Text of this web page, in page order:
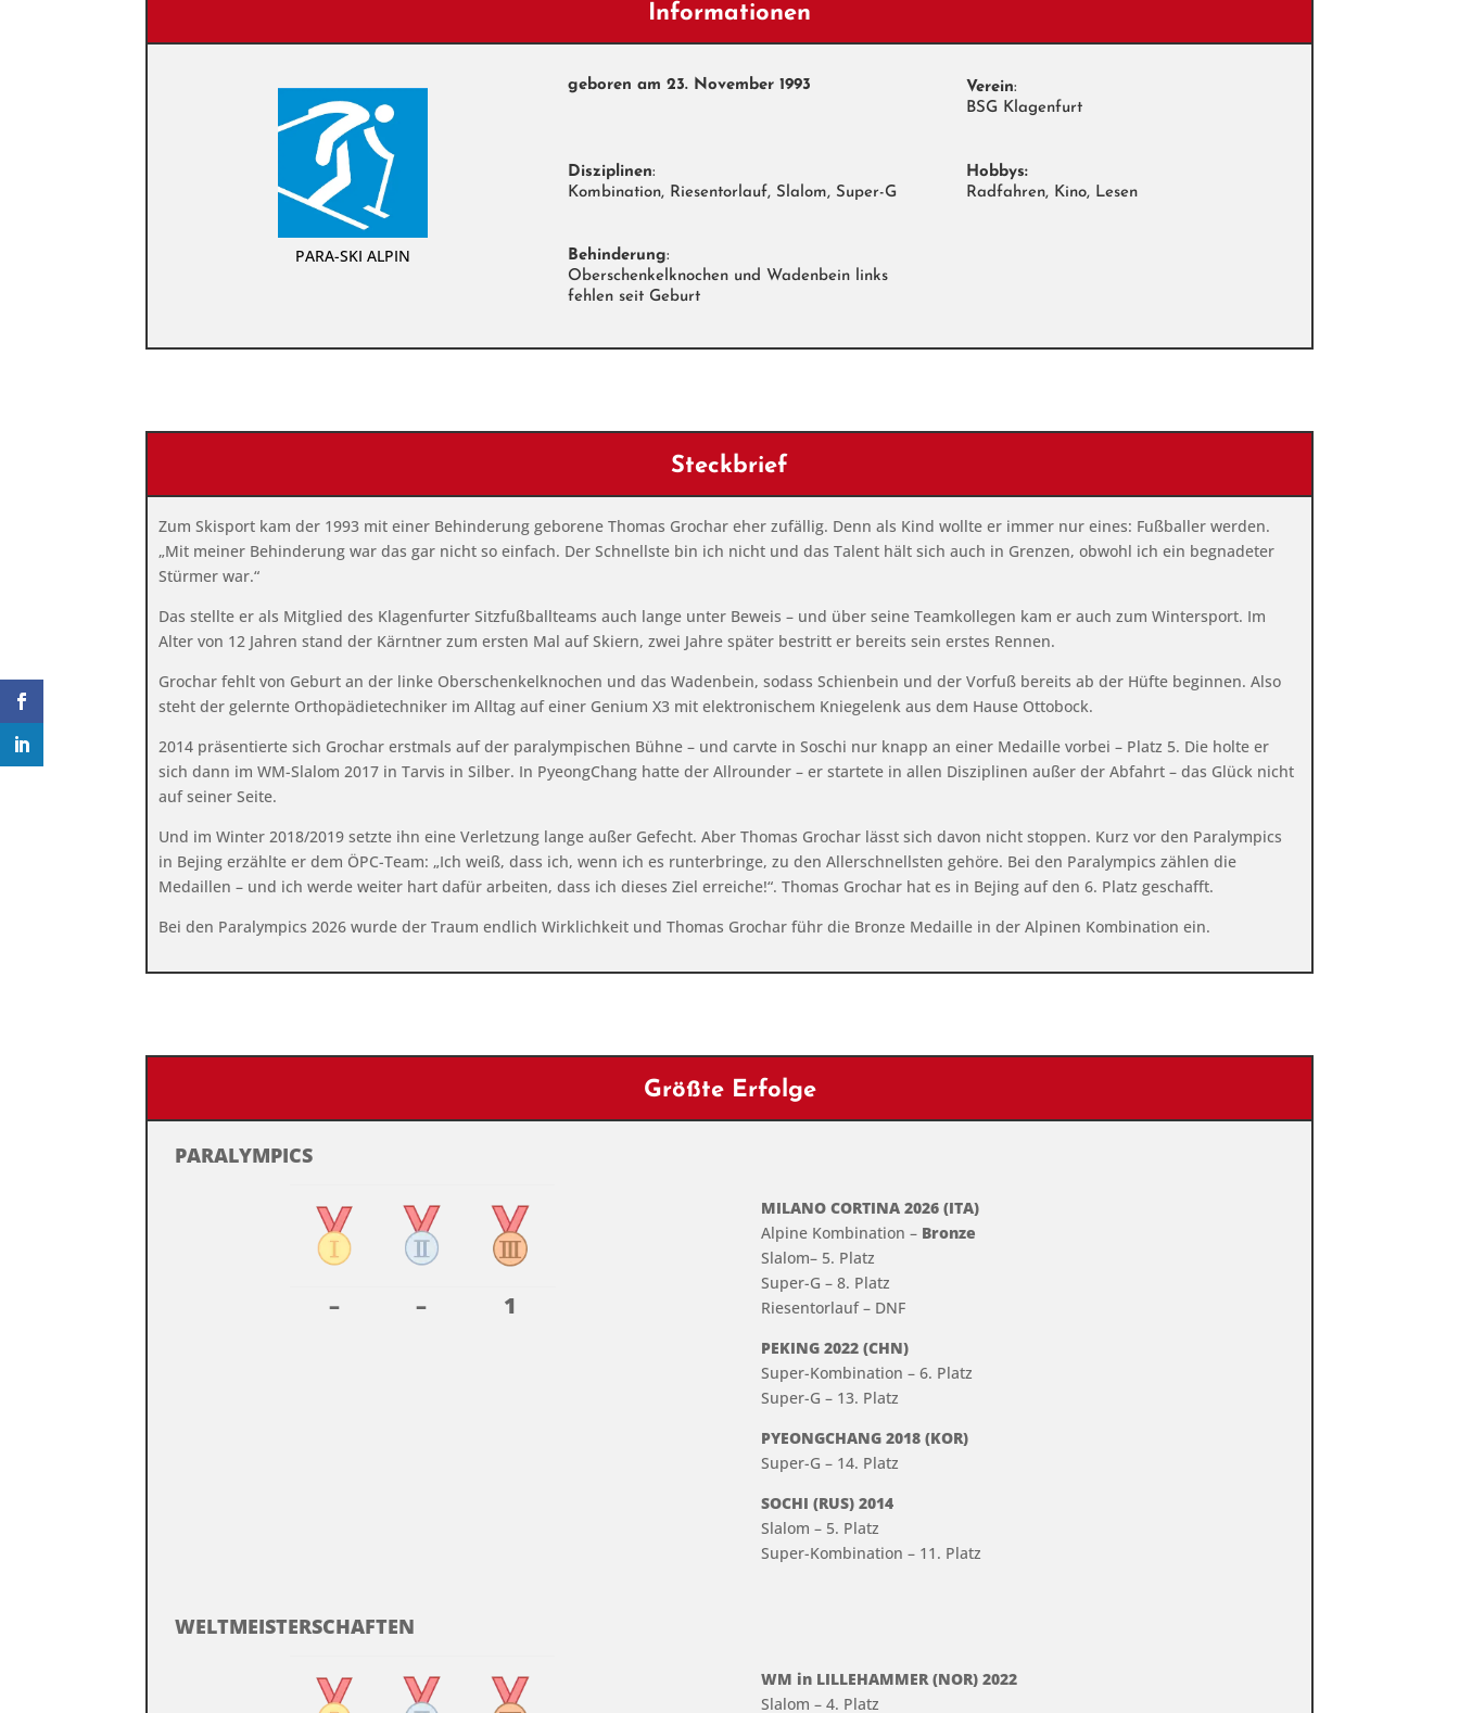
Informationen
PARA-SKI ALPIN
geboren am23. November 1993
Disziplinen:
Kombination, Riesentorlauf, Slalom, Super-G
Behinderung:
Oberschenkelknochen und Wadenbein links
fehlen seit Geburt
Verein:
BSG Klagenfurt
Hobbys:
Radfahren, Kino, Lesen
Steckbrief
Zum Skisport kam der 1993 mit einer Behinderung geborene Thomas Grochar eher zufällig. Denn als Kind wollte er immer nur eines: Fußballer werden.
„Mit meiner Behinderung war das gar nicht so einfach. Der Schnellste bin ich nicht und das Talent hält sich auch in Grenzen, obwohl ich ein begnadeter
Stürmer war.“
Das stellte er als Mitglied des Klagenfurter Sitzfußballteams auch lange unter Beweis – und über seine Teamkollegen kam er auch zum Wintersport. Im
Alter von 12 Jahren stand der Kärntner zum ersten Mal auf Skiern, zwei Jahre später bestritt er bereits sein erstes Rennen.
Grochar fehlt von Geburt an der linke Oberschenkelknochen und das Wadenbein, sodass Schienbein und der Vorfuß bereits ab der Hüfte beginnen. Also
steht der gelernte Orthopädietechniker im Alltag auf einer Genium X3 mit elektronischem Kniegelenk aus dem Hause Ottobock.
2014 präsentierte sich Grochar erstmals auf der paralympischen Bühne – und carvte in Soschi nur knapp an einer Medaille vorbei – Platz 5. Die holte er
sich dann im WM-Slalom 2017 in Tarvis in Silber. In PyeongChang hatte der Allrounder – er startete in allen Disziplinen außer der Abfahrt – das Glück nicht
auf seiner Seite.
Und im Winter 2018/2019 setzte ihn eine Verletzung lange außer Gefecht. Aber Thomas Grochar lässt sich davon nicht stoppen. Kurz vor den Paralympics
in Bejing erzählte er dem ÖPC-Team: „Ich weiß, dass ich, wenn ich es runterbringe, zu den Allerschnellsten gehöre. Bei den Paralympics zählen die
Medaillen – und ich werde weiter hart dafür arbeiten, dass ich dieses Ziel erreiche!“. Thomas Grochar hat es in Bejing auf den 6. Platz geschafft.
Bei den Paralympics 2026 wurde der Traum endlich Wirklichkeit und Thomas Grochar führ die Bronze Medaille in der Alpinen Kombination ein.
Größte Erfolge
PARALYMPICS
– – 1
MILANO CORTINA 2026 (ITA)
Alpine Kombination – Bronze
Slalom– 5. Platz
Super-G – 8. Platz
Riesentorlauf – DNF
PEKING 2022 (CHN)
Super-Kombination – 6. Platz
Super-G – 13. Platz
PYEONGCHANG 2018 (KOR)
Super-G – 14. Platz
SOCHI (RUS) 2014
Slalom – 5. Platz
Super-Kombination – 11. Platz
WELTMEISTERSCHAFTEN
WM in LILLEHAMMER (NOR) 2022
Slalom – 4. Platz